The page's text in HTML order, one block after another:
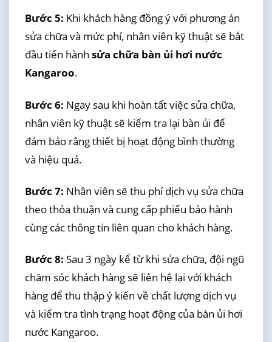
Bước 5: Khi khách hàng đồng ý với phương án
sửa chữa và mức phí, nhân viên kỹ thuật sẽ bắt
đầu tiến hành sửa chữa bàn ủi hơi nước
Kangaroo.
Bước 6: Ngay sau khi hoàn tất việc sửa chữa,
nhân viên kỹ thuật sẽ kiểm tra lại bàn ủi để
đảm bảo rằng thiết bị hoạt động bình thường
và hiệu quả.
Bước 7: Nhân viên sẽ thu phí dịch vụ sửa chữa
theo thỏa thuận và cung cấp phiếu bảo hành
cùng các thông tin liên quan cho khách hàng.
Bước 8: Sau 3 ngày kể từ khi sửa chữa, đội ngũ
chăm sóc khách hàng sẽ liên hệ lại với khách
hàng để thu thập ý kiến về chất lượng dịch vụ
và kiểm tra tình trạng hoạt động của bàn ủi hơi
nước Kangaroo.